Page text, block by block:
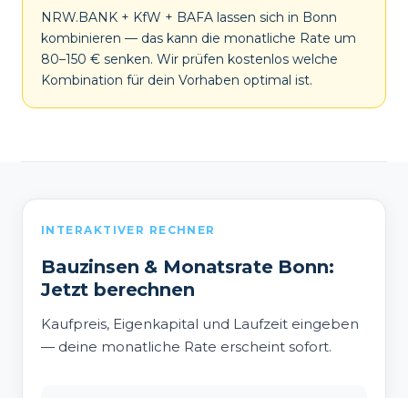
NRW.BANK + KfW + BAFA lassen sich in Bonn
kombinieren — das kann die monatliche Rate um
80–150 € senken. Wir prüfen kostenlos welche
Kombination für dein Vorhaben optimal ist.
INTERAKTIVER RECHNER
Bauzinsen & Monatsrate Bonn:
Jetzt berechnen
Kaufpreis, Eigenkapital und Laufzeit eingeben
— deine monatliche Rate erscheint sofort.